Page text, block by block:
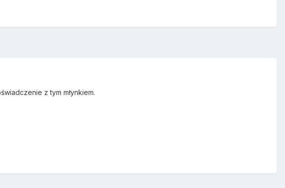
z tym młynkiem.